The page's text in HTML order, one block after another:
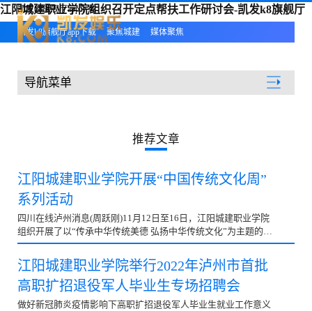
江阳城建职业学院组织召开定点帮扶工作研讨会-凯发k8旗舰厅
app下载
凯发k8旗舰厅app下载
凯发k8旗舰厅app下载 聚焦城建 媒体聚焦
导航菜单
推荐文章
江阳城建职业学院开展“中国传统文化周”
系列活动
四川在线泸州消息(周跃刚)11月12日至16日，江阳城建职业学院
组织开展了以“传承中华传统美德 弘扬中华传统文化”为主题的
“中国传统文化周”系列活动。活动旨在让中华传统美...
江阳城建职业学院举行2022年泸州市首批
高职扩招退役军人毕业生专场招聘会
做好新冠肺炎疫情影响下高职扩招退役军人毕业生就业工作意义